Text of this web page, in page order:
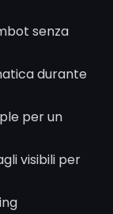
senza
durante
per un
visibili per